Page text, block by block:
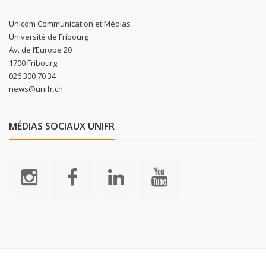
Unicom Communication et Médias
Université de Fribourg
Av. de l’Europe 20
1700 Fribourg
026 300 70 34
news@unifr.ch
MÉDIAS SOCIAUX UNIFR